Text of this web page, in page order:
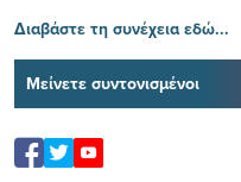
Διαβάστε τη συνέχεια εδώ...
Μείνετε συντονισμένοι